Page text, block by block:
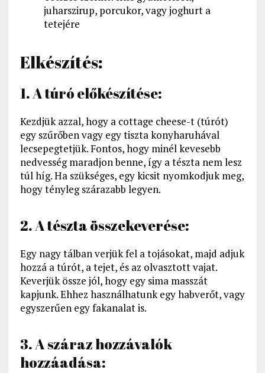
juharszirup, porcukor, vagy joghurt a
tetejére
Elkészítés:
1. A túró előkészítése:
Kezdjük azzal, hogy a cottage cheese-t (túrót)
egy szűrőben vagy egy tiszta konyharuhával
lecsepegtetjük. Fontos, hogy minél kevesebb
nedvesség maradjon benne, így a tészta nem lesz
túl híg. Ha szükséges, egy kicsit nyomkodjuk meg,
hogy tényleg szárazabb legyen.
2. A tészta összekeverése:
Egy nagy tálban verjük fel a tojásokat, majd adjuk
hozzá a túrót, a tejet, és az olvasztott vajat.
Keverjük össze jól, hogy egy sima masszát
kapjunk. Ehhez használhatunk egy habverőt, vagy
egyszerűen egy fakanalat is.
3. A száraz hozzávalók
hozzáadása: